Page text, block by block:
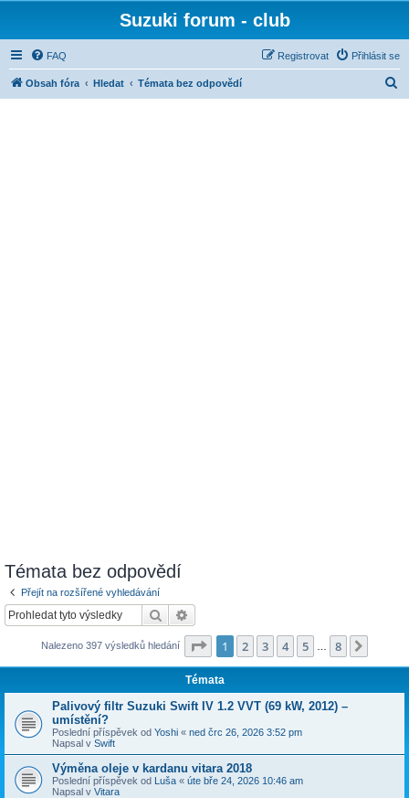
Suzuki forum - club
FAQ Přihlásit se
Registrovat
Obsah fóra Hledat Témata bez odpovědí
Témata bez odpovědí
Přejít na rozšířené vyhledávání
Hledat
Nalezeno 397 výsledků hledání Stránka z
1 2 3 4 5 8
Témata
Palivový filtr Suzuki Swift IV 1.2 VVT (69 kW, 2012) –
umístění?
Poslední příspěvek od Yoshi « ned črc 26, 2026 3:52 pm
Napsal v Swift
Výměna oleje v kardanu vitara 2018
Poslední příspěvek od Luša « úte bře 24, 2026 10:46 am
Napsal v Vitara